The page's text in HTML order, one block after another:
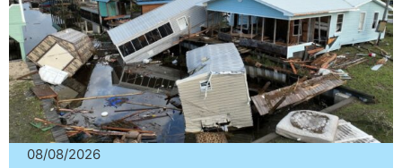
08/08/2026